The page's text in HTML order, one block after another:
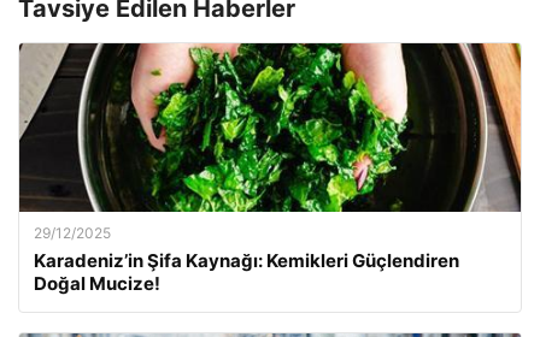
Tavsiye Edilen Haberler
29/12/2025
Karadeniz’in Şifa Kaynağı: Kemikleri Güçlendiren
Doğal Mucize!